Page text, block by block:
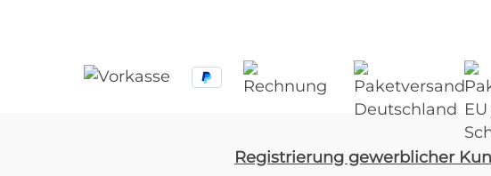
Registrierung gewerblicher